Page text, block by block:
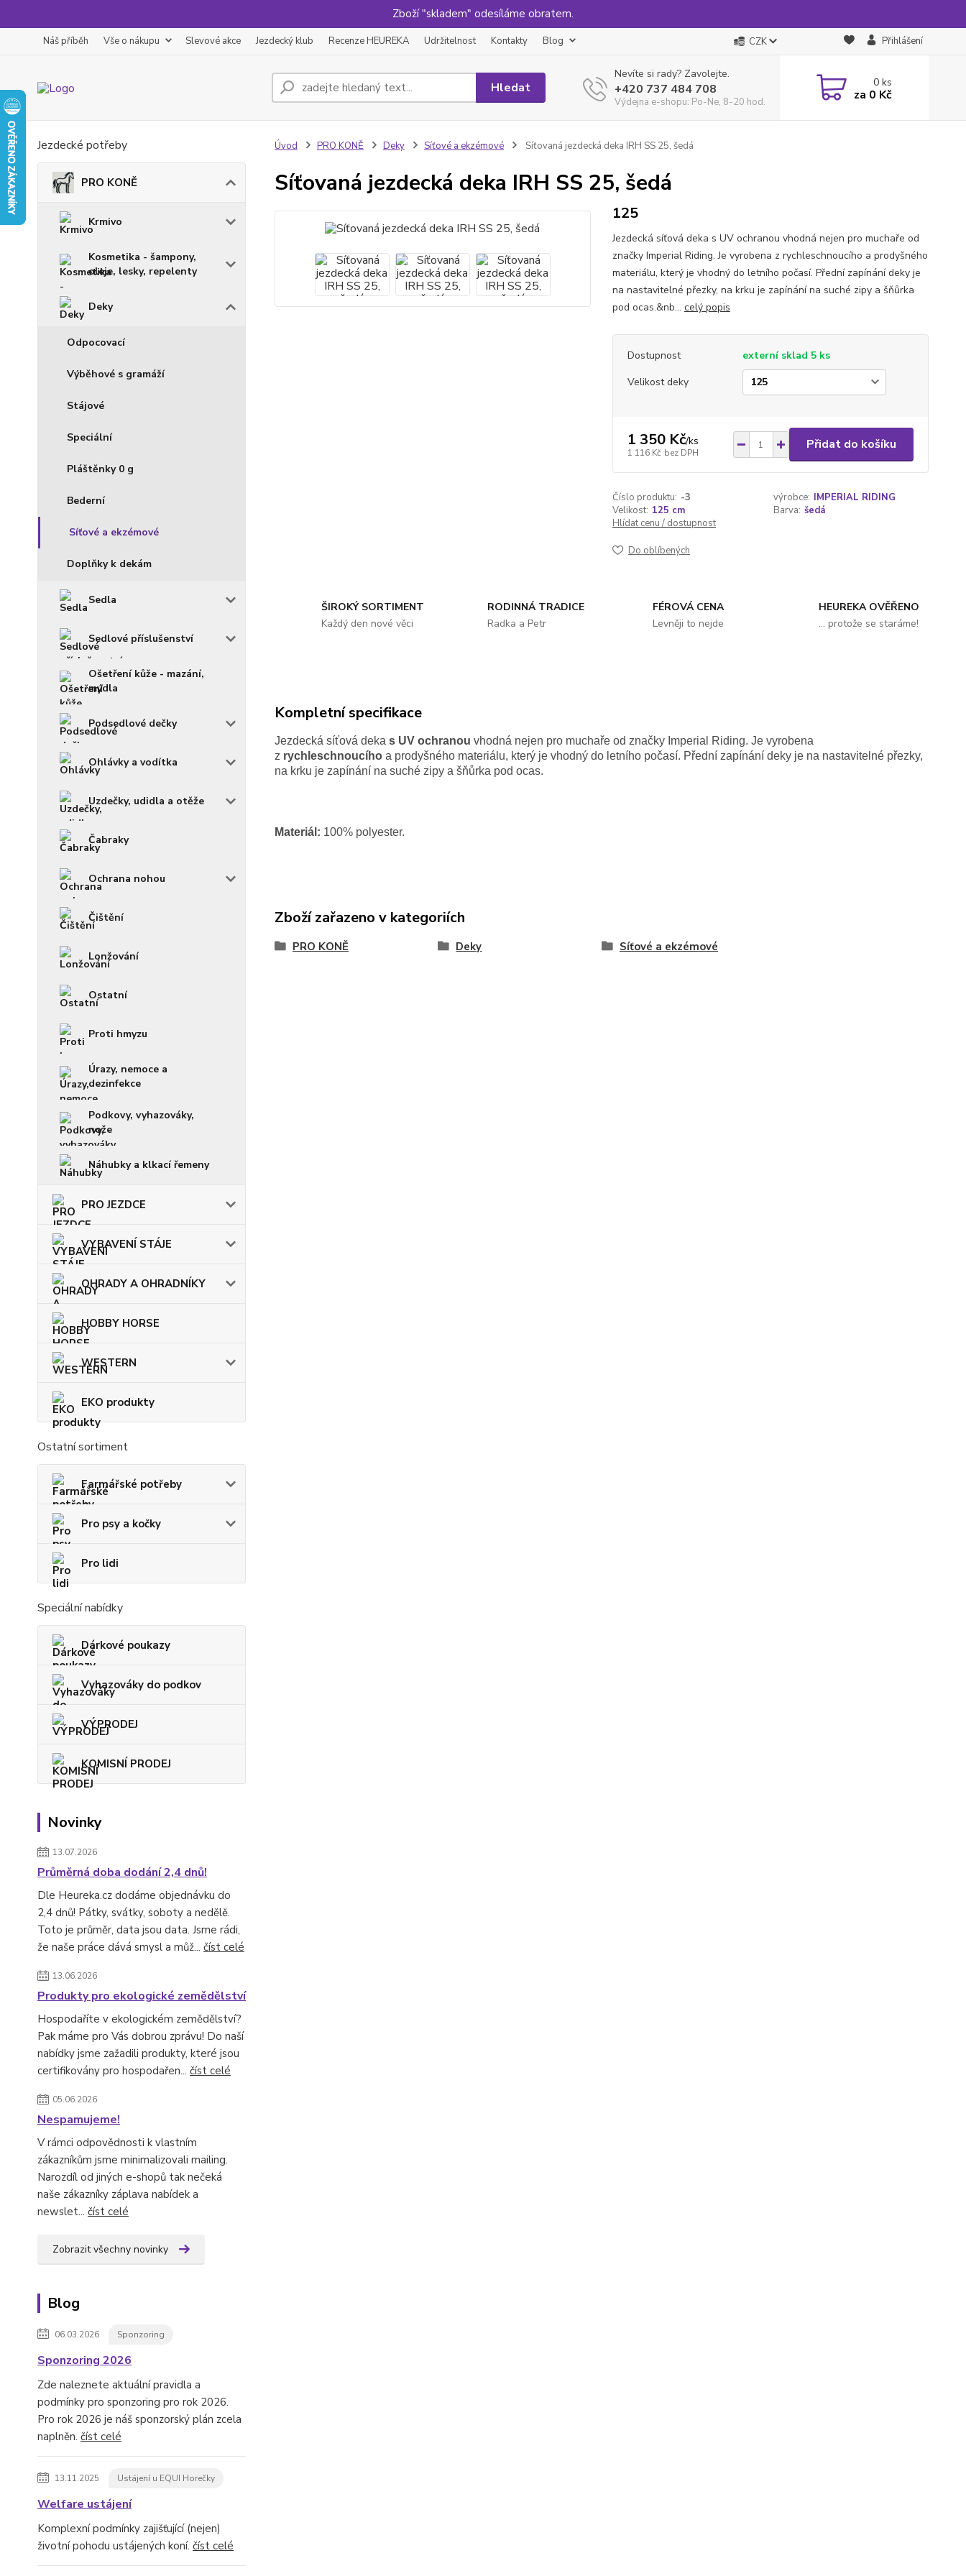
Zboží "skladem" odesíláme obratem.
Náš příběh Vše o nákupu Slevové akce Jezdecký klub Recenze HEUREKA Udržitelnost Kontakty Blog CZK Přihlášení
Hledat
Nevíte si rady? Zavolejte.
+420 737 484 708
Výdejna e-shopu: Po-Ne, 8-20 hod.
0ks
za 0 Kč
Jezdecké potřeby
PRO KONĚ
Krmivo
Kosmetika - šampony,
oleje, lesky, repelenty
Deky
Odpocovací
Výběhové s gramáží
Stájové
Speciální
Pláštěnky 0 g
Bederní
Síťové a ekzémové
Doplňky k dekám
Sedla
Sedlové příslušenství
Ošetření kůže - mazání,
mýdla
Podsedlové dečky
Ohlávky a vodítka
Uzdečky, udidla a otěže
Čabraky
Ochrana nohou
Čištění
Lonžování
Ostatní
Proti hmyzu
Úrazy, nemoce a
dezinfekce
Podkovy, vyhazováky,
nože
Náhubky a klkací řemeny
PRO JEZDCE
VYBAVENÍ STÁJE
OHRADY A OHRADNÍKY
HOBBY HORSE
WESTERN
EKO produkty
Ostatní sortiment
Farmářské potřeby
Pro psy a kočky
Pro lidi
Speciální nabídky
Dárkové poukazy
Vyhazováky do podkov
VÝPRODEJ
KOMISNÍ PRODEJ
Novinky
13.07.2026
Průměrná doba dodání 2,4 dnů!
Dle Heureka.cz dodáme objednávku do
2,4 dnů! Pátky, svátky, soboty a nedělě.
Toto je průměr, data jsou data. Jsme rádi,
že naše práce dává smysl a můž... číst celé
13.06.2026
Produkty pro ekologické zemědělství
Hospodaříte v ekologickém zemědělství?
Pak máme pro Vás dobrou zprávu! Do naší
nabídky jsme zažadili produkty, které jsou
certifikovány pro hospodařen... číst celé
05.06.2026
Nespamujeme!
V rámci odpovědnosti k vlastním
zákazníkům jsme minimalizovali mailing.
Narozdíl od jiných e-shopů tak nečeká
naše zákazníky záplava nabídek a
newslet... číst celé
Zobrazit všechny novinky
Blog
06.03.2026 Sponzoring
Sponzoring 2026
Zde naleznete aktuální pravidla a
podmínky pro sponzoring pro rok 2026.
Pro rok 2026 je náš sponzorský plán zcela
naplněn. číst celé
13.11.2025 Ustájení u EQUI Horečky
Welfare ustájení
Komplexní podmínky zajišťující (nejen)
životní pohodu ustájených koní. číst celé
Úvod PRO KONĚ Deky Síťové a ekzémové Síťovaná jezdecká deka IRH SS 25, šedá
Síťovaná jezdecká deka IRH SS 25, šedá
125
Jezdecká síťová deka s UV ochranou vhodná nejen pro muchaře od
značky Imperial Riding. Je vyrobena z rychleschnoucího a prodyšného
materiálu, který je vhodný do letního počasí. Přední zapínání deky je
na nastavitelné přezky, na krku je zapínání na suché zipy a šňůrka
pod ocas.&nb... celý popis
Dostupnost
externí sklad 5 ks
Velikost deky
1 350 Kč/ks
1 116 Kč bez DPH
Přidat do košíku
Číslo produktu: -3 výrobce: IMPERIAL RIDING
Velikost: 125 cm Barva: šedá
Hlídat cenu / dostupnost
Do oblíbených
ŠIROKÝ SORTIMENT
Každý den nové věci
RODINNÁ TRADICE
Radka a Petr
FÉROVÁ CENA
Levněji to nejde
HEUREKA OVĚŘENO
... protože se staráme!
Kompletní specifikace
Jezdecká síťová deka s UV ochranou vhodná nejen pro muchaře od značky Imperial Riding. Je vyrobena
z rychleschnoucíhoa prodyšného materiálu, který je vhodný do letního počasí. Přední zapínání deky je na nastavitelné přezky,
na krku je zapínání na suché zipy a šňůrka pod ocas.
Materiál: 100% polyester.
Zboží zařazeno v kategoriích
PRO KONĚ Deky Síťové a ekzémové